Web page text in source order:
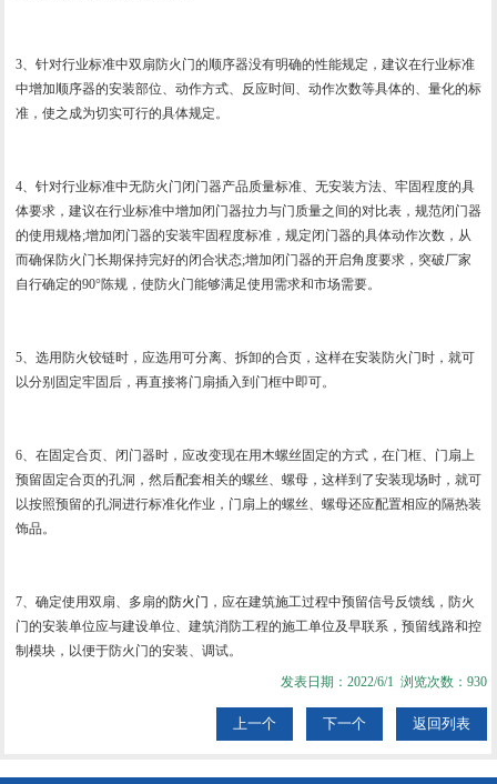
3、针对行业标准中双扇防火门的顺序器没有明确的性能规定，建议在行业标准
中增加顺序器的安装部位、动作方式、反应时间、动作次数等具体的、量化的标
准，使之成为切实可行的具体规定。
4、针对行业标准中无防火门闭门器产品质量标准、无安装方法、牢固程度的具
体要求，建议在行业标准中增加闭门器拉力与门质量之间的对比表，规范闭门器
的使用规格;增加闭门器的安装牢固程度标准，规定闭门器的具体动作次数，从
而确保防火门长期保持完好的闭合状态;增加闭门器的开启角度要求，突破厂家
自行确定的90°陈规，使防火门能够满足使用需求和市场需要。
5、选用防火铰链时，应选用可分离、拆卸的合页，这样在安装防火门时，就可
以分别固定牢固后，再直接将门扇插入到门框中即可。
6、在固定合页、闭门器时，应改变现在用木螺丝固定的方式，在门框、门扇上
预留固定合页的孔洞，然后配套相关的螺丝、螺母，这样到了安装现场时，就可
以按照预留的孔洞进行标准化作业，门扇上的螺丝、螺母还应配置相应的隔热装
饰品。
7、确定使用双扇、多扇的防火门 ，应在建筑施工过程中预留信号反馈线，防火
门的安装单位应与建设单位、建筑消防工程的施工单位及早联系，预留线路和控
制模块，以便于防火门的安装、调试。
发表日期：2022/6/1 浏览次数：930
上一个 下一个 返回列表